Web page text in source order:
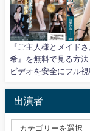
『ご主人様とメイド
希』を無料で見る方
ビデオを安全にフル
出演者